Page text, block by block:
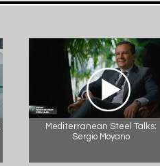
Mediterranean Steel Talks:
Sergio Moyano